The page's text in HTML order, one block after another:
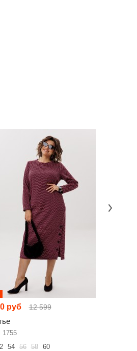
руб 12 599
1755
54 56 58 60